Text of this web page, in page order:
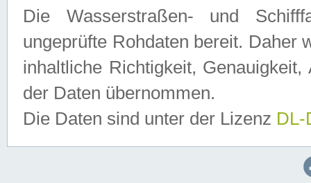
Die Wasserstraßen- und
ungeprüfte Rohdaten bereit. Daher
inhaltliche Richtigkeit,
der Daten übernommen.
Die Daten sind unter der Lizenz